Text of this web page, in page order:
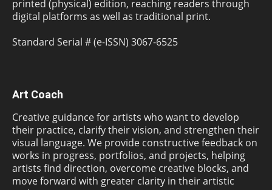
printed (physical) edition, reaching readers through
digital platforms as well as traditional print.
Standard Serial # (e-ISSN) 3067-6525
Art Coach
Creative guidance for artists who want to develop
their practice, clarify their vision, and strengthen their
visual language. We provide constructive feedback on
works in progress, portfolios, and projects, helping
artists find direction, overcome creative blocks, and
move forward with greater clarity in their artistic